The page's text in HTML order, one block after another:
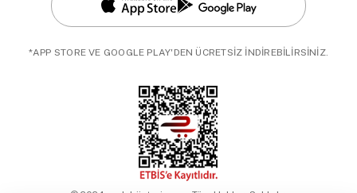
*APP STORE VE GOOGLE PLAY'DEN ÜCRETSİZ İNDİREBİLİRSİNİZ.